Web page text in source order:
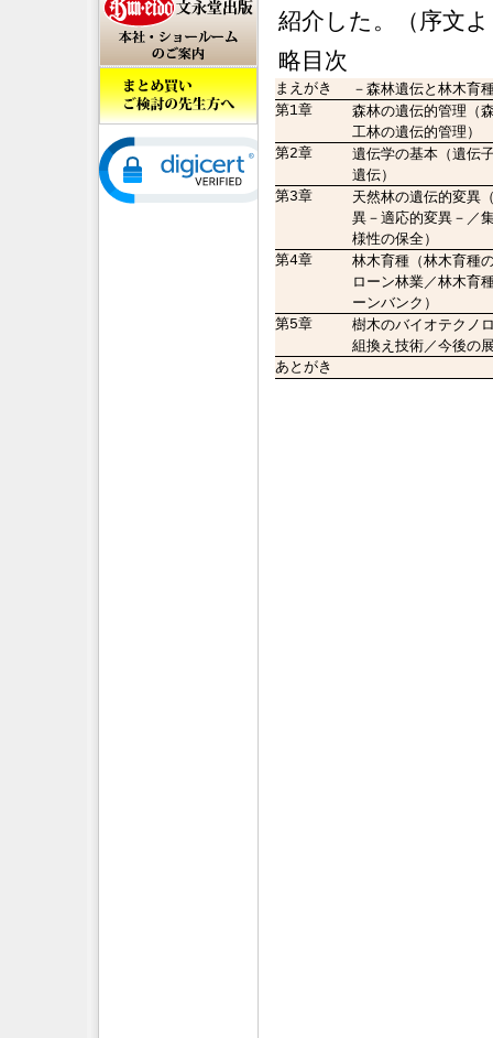
紹介した。（序文
略目次
まえがき
－森林遺伝と林木育
第1章
森林の遺伝的管理（
工林の遺伝的管理）
第2章
遺伝学の基本（遺伝
遺伝）
第3章
天然林の遺伝的変異
異－適応的変異－／
様性の保全）
第4章
林木育種（林木育種
ローン林業／林木育
ーンバンク）
第5章
樹木のバイオテクノ
組換え技術／今後の
あとがき